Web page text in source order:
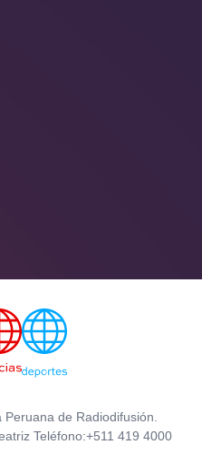
de Radiodifusión.
Teléfono:+511 419 4000